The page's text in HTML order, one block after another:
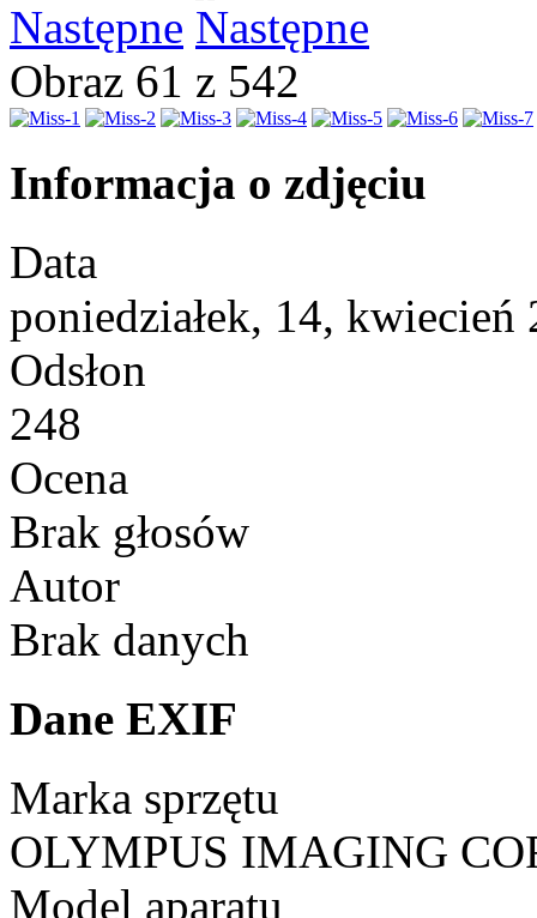
Następne
Obraz 61 z 542
Informacja o zdjęciu
Data
poniedziałek, 14, kwiecień
Odsłon
248
Ocena
Brak głosów
Autor
Brak danych
Dane EXIF
Marka sprzętu
OLYMPUS IMAGING
Model aparatu